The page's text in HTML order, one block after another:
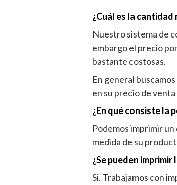
¿Cuál es la
Nuestro sistema de
embargo el precio
bastante costosas.
En general
en su precio de
¿En qué consiste la
Podemos imprimir
medida de su
¿Se pueden
Si. Trabajamos con